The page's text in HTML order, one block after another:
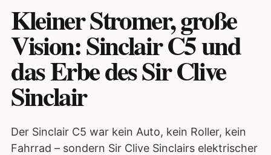
Kleiner Stromer, große
Vision: Sinclair C5 und
das Erbe des Sir Clive
Sinclair
Der Sinclair C5 war kein Auto, kein Roller, kein
Fahrrad – sondern Sir Clive Sinclairs elektrischer